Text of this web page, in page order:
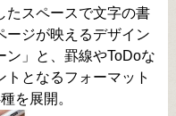
たスペースで文字の書
ージが映えるデザイン
ン」と、罫線やToDoな
トとなるフォーマット
を展開。